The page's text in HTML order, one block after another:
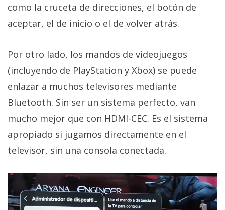
como la cruceta de direcciones, el botón de
aceptar, el de inicio o el de volver atrás.
Por otro lado, los mandos de videojuegos
(incluyendo de PlayStation y Xbox) se puede
enlazar a muchos televisores mediante
Bluetooth. Sin ser un sistema perfecto, van
mucho mejor que con HDMI-CEC. Es el sistema
apropiado si jugamos directamente en el
televisor, sin una consola conectada.